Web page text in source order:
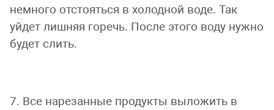
немного отстояться в холодной воде. Так
уйдет лишняя горечь. После этого воду нужно
будет слить.
7. Все нарезанные продукты выложить в